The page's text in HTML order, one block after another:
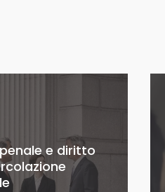
e diritto